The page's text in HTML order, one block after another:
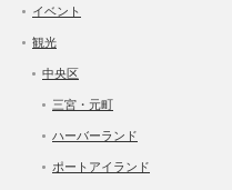
イベント
観光
中央区
三宮・元町
ハーバーランド
ポートアイランド